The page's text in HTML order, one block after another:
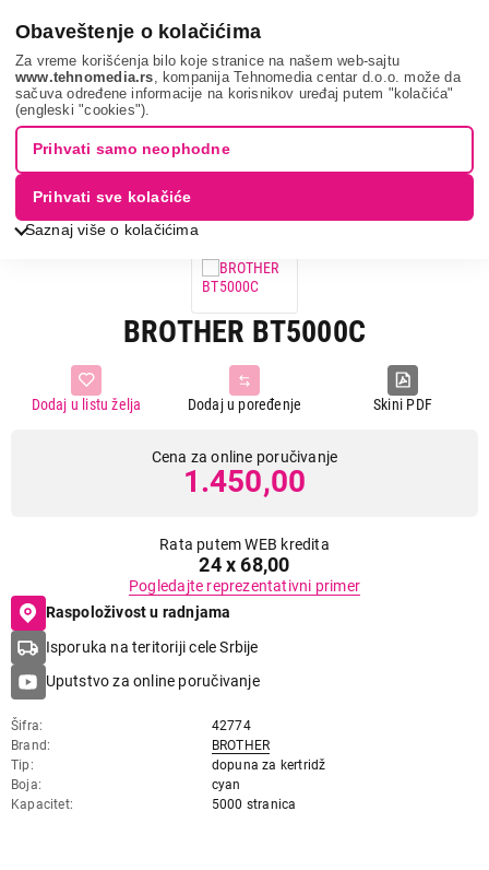
Obaveštenje o kolačićima
Za vreme korišćenja bilo koje stranice na našem web-sajtu
www.tehnomedia.rs , kompanija Tehnomedia centar d.o.o. može da
sačuva određene informacije na korisnikov uređaj putem "kolačića"
(engleski "cookies").
Saznaj više o kolačićima
Prihvati samo neophodne
Prihvati sve kolačiće
It & gaming Potrošni materijal za štampače
Kertridži
Brother bt5000c...
BROTHER BT5000C
Skini PDF
Dodaj u poređenje
Dodaj u listu želja
Cena za online poručivanje
1.450,00
Rata putem WEB kredita
24 x 68,00
Pogledajte reprezentativni primer
Raspoloživost u radnjama
Isporuka na teritoriji cele Srbije
Uputstvo za online poručivanje
Šifra
42774
Brand
BROTHER
Tip
dopuna za kertridž
Boja
cyan
Kapacitet
5000 stranica